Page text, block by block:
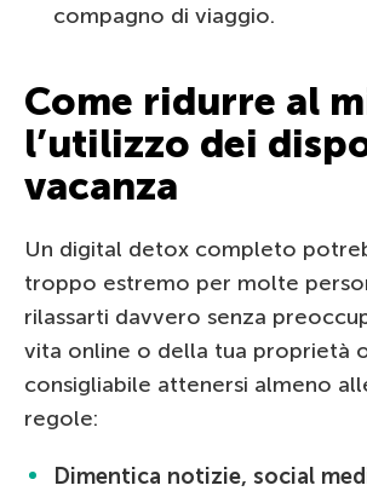
compagno di viaggio.
Come ridurre al
l’utilizzo dei
vacanza
Un digital detox completo
troppo estremo per molte
rilassarti davvero senza
vita online o della tua proprietà
consigliabile attenersi almeno
regole:
Dimentica notizie, social